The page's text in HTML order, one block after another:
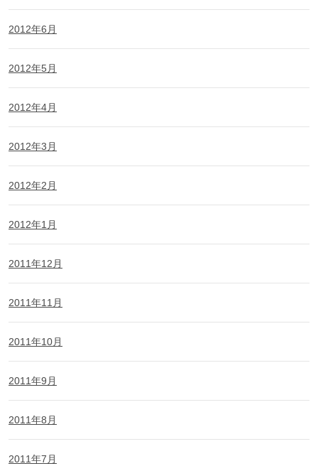
2012年6月
2012年5月
2012年4月
2012年3月
2012年2月
2012年1月
2011年12月
2011年11月
2011年10月
2011年9月
2011年8月
2011年7月